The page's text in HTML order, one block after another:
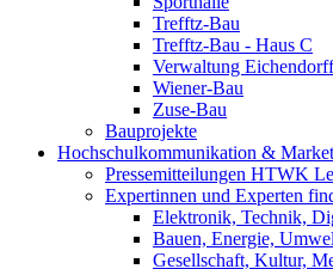
Trefftz-Bau
Trefftz-Bau - Haus C
Verwaltung
Wiener-Bau
Zuse-Bau
Bauprojekte
Hochschulkommunikation &
Pressemitteilungen HTWK
Expertinnen und Experten
Elektronik, Technik,
Bauen, Energie,
Gesellschaft, Kultur,